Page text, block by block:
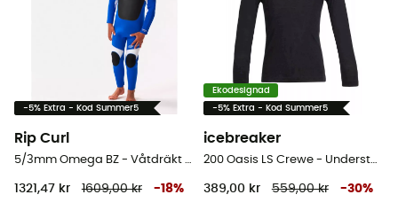
-5% Extra - Kod Summer5
Rip Curl
5/3mm Omega BZ - Våtdräkt för surfing - Børn
1321,47 kr 1609,00 kr -18%
Ekodesignad
-5% Extra - Kod Summer5
icebreaker
200 Oasis LS Crewe - Underställ merinoull - Barn
389,00 kr 559,00 kr -30%